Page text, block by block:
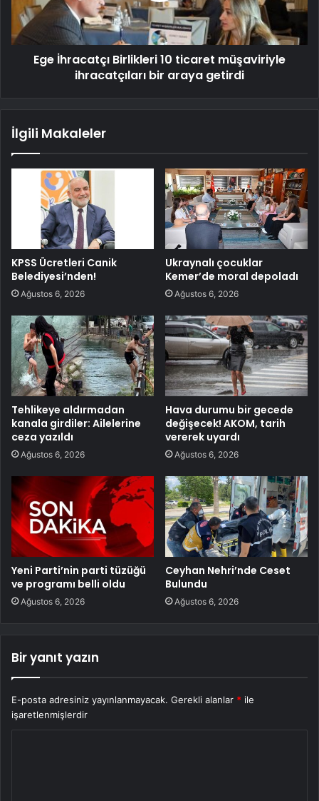
Ege İhracatçı Birlikleri 10 ticaret müşaviriyle
ihracatçıları bir araya getirdi
İlgili Makaleler
KPSS Ücretleri Canik
Belediyesi’nden!
Ağustos 6, 2026
Ukraynalı çocuklar
Kemer’de moral depoladı
Ağustos 6, 2026
Tehlikeye aldırmadan
kanala girdiler: Ailelerine
ceza yazıldı
Ağustos 6, 2026
Hava durumu bir gecede
değişecek! AKOM, tarih
vererek uyardı
Ağustos 6, 2026
Yeni Parti’nin parti tüzüğü
ve programı belli oldu
Ağustos 6, 2026
Ceyhan Nehri’nde Ceset
Bulundu
Ağustos 6, 2026
Bir yanıt yazın
E-posta adresiniz yayınlanmayacak. Gerekli alanlar * ile
işaretlenmişlerdir